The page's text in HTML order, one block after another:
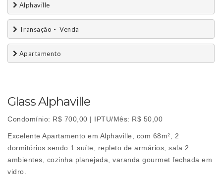
Alphaville
Transação -  Venda
Apartamento
Glass Alphaville
Condomínio: R$ 700,00 | IPTU/Mês: R$ 50,00
Excelente Apartamento em Alphaville, com 68m², 2
dormitórios sendo 1 suíte, repleto de armários, sala 2
ambientes, cozinha planejada, varanda gourmet fechada em
vidro.